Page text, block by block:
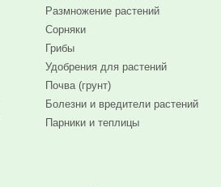
Размножение растений
Сорняки
Грибы
Удобрения для растений
Почва (грунт)
Болезни и вредители растений
Парники и теплицы